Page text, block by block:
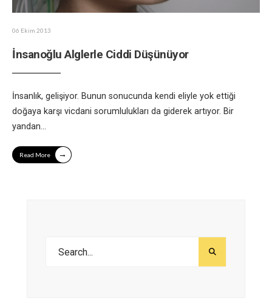
06 Ekim 2013
İnsanoğlu Alglerle Ciddi Düşünüyor
İnsanlık, gelişiyor. Bunun sonucunda kendi eliyle yok ettiği
doğaya karşı vicdani sorumlulukları da giderek artıyor. Bir
yandan...
Read More →